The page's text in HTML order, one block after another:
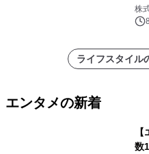
プ
ス
株
ライフスタイル
エンタメの新着
数